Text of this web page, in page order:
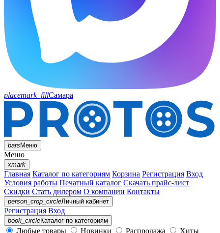
placemark_fillСамара
barsМеню
Меню
xmark
Главная Каталог по категориям Корзина Регистрация Вход
Условия работы Печатный каталог Скачать прайс-лист
Скидки Стать дилером О компании Контакты
person_crop_circleЛичный кабинет
Регистрация Вход
book_circleКаталог по категориям
Любые товары Новинки Распродажа
Хиты